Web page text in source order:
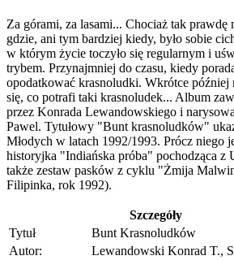
Za górami, za lasami... Chociaż tak
gdzie, ani tym bardziej kiedy, było sobie
w którym życie toczyło się regularnym i
trybem. Przynajmniej do czasu, kiedy
opodatkować krasnoludki. Wkrótce później
się, co potrafi taki krasnoludek... Album
przez Konrada Lewandowskiego i
Pawel. Tytułowy "Bunt krasnoludków"
Młodych w latach 1992/1993. Prócz niego
historyjka "Indiańska próba" pochodząca z
także zestaw pasków z cyklu "Żmija
Filipinka, rok 1992).
Szczegóły
Tytuł
Bunt Krasnoludków
Autor:
Lewandowski Konrad T.,